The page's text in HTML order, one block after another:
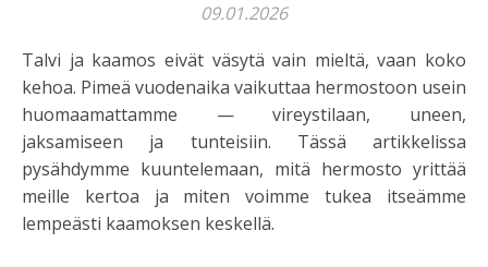
09.01.2026
Talvi ja kaamos eivät väsytä vain mieltä, vaan koko
kehoa. Pimeä vuodenaika vaikuttaa hermostoon usein
huomaamattamme — vireystilaan, uneen,
jaksamiseen ja tunteisiin. Tässä artikkelissa
pysähdymme kuuntelemaan, mitä hermosto yrittää
meille kertoa ja miten voimme tukea itseämme
lempeästi kaamoksen keskellä.